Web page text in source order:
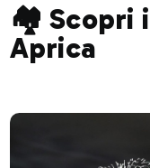
🏘️ Scopri
Aprica